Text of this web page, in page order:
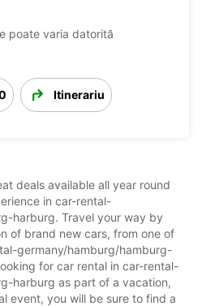
poate varia datorită
Itinerariu
deals available all year round
in car-rental-
harburg. Travel your way by
of brand new cars, from one of
germany/hamburg/hamburg-
for car rental in car-rental-
harburg as part of a vacation,
event, you will be sure to find a